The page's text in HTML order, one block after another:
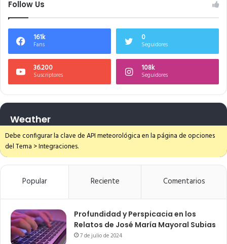
Follow Us
161k
Fans
0
Seguidores
36.200
Suscriptores
108k
Seguidores
Weather
Debe configurar la clave de API meteorológica en la página de opciones
del Tema > Integraciones.
Popular Reciente Comentarios
Profundidad y Perspicacia en los
Relatos de José María Mayoral Subias
7 de julio de 2024